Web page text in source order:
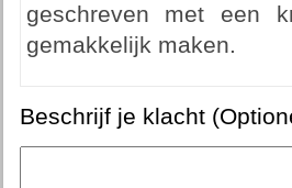
geschreven met een
gemakkelijk maken.
Beschrijf je klacht